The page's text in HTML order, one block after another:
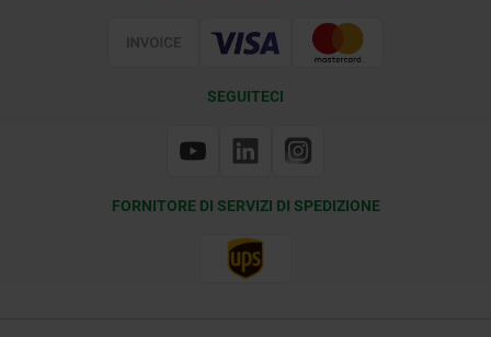
SEGUITECI
FORNITORE DI SERVIZI DI SPEDIZIONE